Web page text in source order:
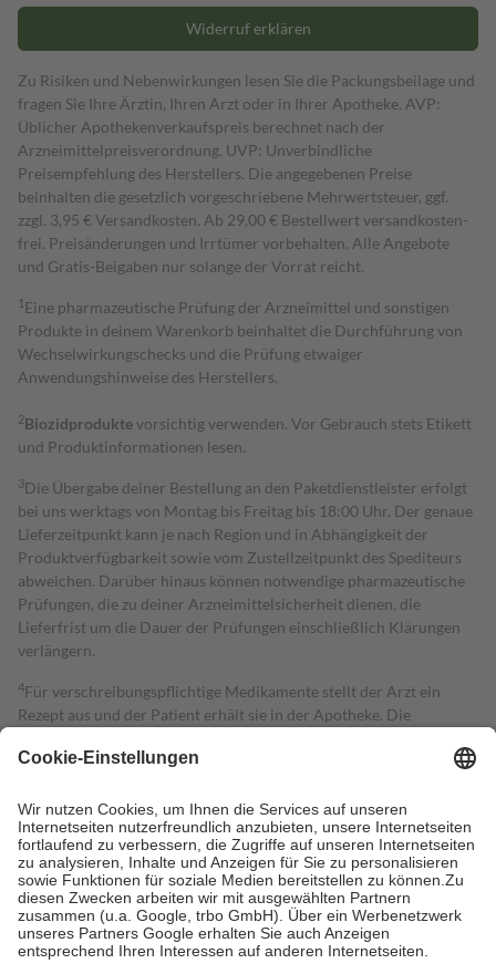
Widerruf erklären
Zu Risiken und Nebenwirkungen lesen Sie die Packungsbeilage und
fragen Sie Ihre Ärztin, Ihren Arzt oder in Ihrer Apotheke. AVP:
Üblicher Apothekenverkaufspreis berechnet nach der
Arzneimittelpreisverordnung. UVP: Unverbindliche
Preisempfehlung des Herstellers. Die angegebenen Preise
beinhalten die gesetzlich vorgeschriebene Mehrwertsteuer, ggf.
zzgl. 3,95 € Versandkosten. Ab 29,00 € Bestell­wert versand­kosten­
frei. Preisänderungen und Irrtümer vorbehalten. Alle Angebote
und Gratis-Beigaben nur solange der Vorrat reicht.
1 Eine pharmazeutische Prüfung der Arzneimittel und sonstigen
Produkte in deinem Warenkorb beinhaltet die Durchführung von
Wechselwirkungschecks und die Prüfung etwaiger
Anwendungshinweise des Herstellers.
2Biozidproduktevorsichtig verwenden. Vor Gebrauch stets Etikett
und Produktinformationen lesen.
3Die Übergabe deiner Bestellung an den Paketdienstleister erfolgt
bei uns werktags von Montag bis Freitag bis 18:00 Uhr. Der genaue
Lieferzeitpunkt kann je nach Region und in Abhängigkeit der
Produktverfügbarkeit sowie vom Zustellzeitpunkt des Spediteurs
abweichen. Darüber hinaus können notwendige pharmazeutische
Prüfungen, die zu deiner Arzneimittelsicherheit dienen, die
Lieferfrist um die Dauer der Prüfungen einschließlich Klärungen
verlängern.
4Für verschreibungspflichtige Medikamente stellt der Arzt ein
Rezept aus und der Patient erhält sie in der Apotheke. Die
Kosten dafür, der Versicherte trägt einen Teil davon als Zuzahlung
Grundsätzlich leisten Mitglieder Zuzahlungen in Höhe von zehn
Prozent des Abgabepreises,mindestensjedochfünf Euround
höchstens zehn Euro.Es sind jedoch nie mehr als die tatsächlichen
Kosten der Leistung zu entrichten.
Diese Regeln gelten grundsätzlich auch für Online-Apotheken.
Bei Heilmitteln und häuslicher Krankenpflege beträgt die
Zuzahlung zehn Prozent der Kosten sowie zehn Euro je